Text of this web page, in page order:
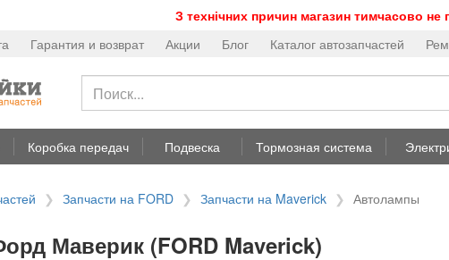
З технічних причин магазин тимчасово не
Гарантия и возврат Акции Блог Каталог автозапчастей
Коробка передач Подвеска Тормозная система
Запчасти на FORD Запчасти на Maverick Автолампы
Маверик (FORD Maverick)